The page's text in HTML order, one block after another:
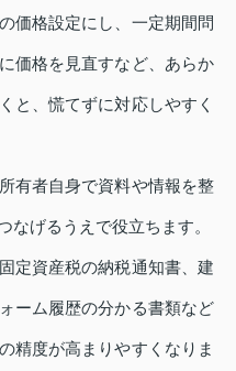
価格設定にし、一定期間問
価格を見直すなど、あらか
と、慌てずに対応しやすく
有者自身で資料や情報を整
なげるうえで役立ちます。
定資産税の納税通知書、建
ーム履歴の分かる書類など
精度が高まりやすくなりま